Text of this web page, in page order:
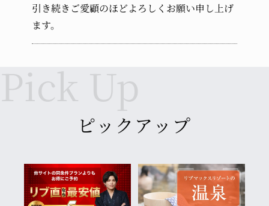
引き続きご愛顧のほどよろしくお願い申し上げ
ます。
ピックアップ